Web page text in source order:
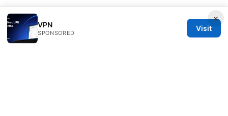
×
VPN
SPONSORED
Visit